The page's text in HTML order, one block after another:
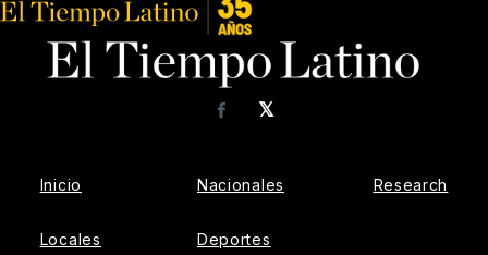
𝕏
Facebook
Inicio
Locales
Nacionales
Deportes
Research